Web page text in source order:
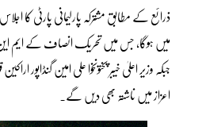
میں ہوگا، جس میں تحریک انصاف کے ایم این
جبکہ وزیر اعلیٰ خیبر پختونخوا علی امین گنڈاپور
اعزاز میں ناشتہ بھی دیں گے۔